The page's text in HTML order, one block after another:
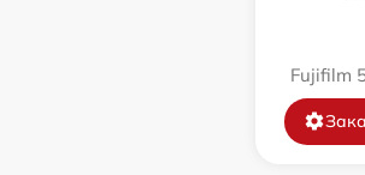
Программный ремонт
Fujifilm